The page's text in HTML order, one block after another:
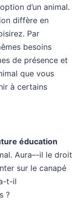
d’un animal.
diffère en
Par
besoins
de présence et
que vous
à certains
éducation
Aura–-il le droit
sur le canapé
t-il
?